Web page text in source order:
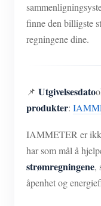
finne den billigste
regningene dine.
📌 Utgivelsesdato
produkter:
IAMMETER er
har som mål å
strømregningene,
åpenhet og